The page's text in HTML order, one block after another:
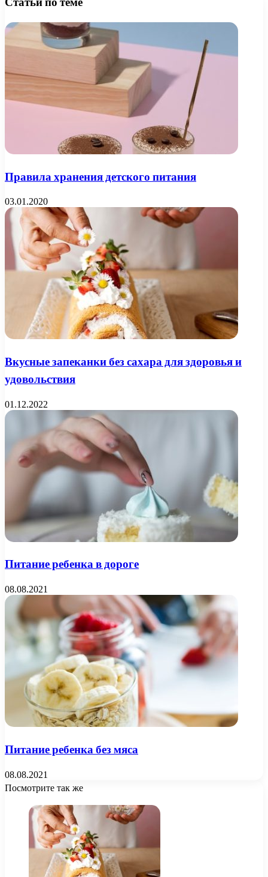
Правила хранения детского питания
03.01.2020
Вкусные запеканки без сахара для здоровья и
удовольствия
01.12.2022
Питание ребенка в дороге
08.08.2021
Питание ребенка без мяса
08.08.2021
Посмотрите так же